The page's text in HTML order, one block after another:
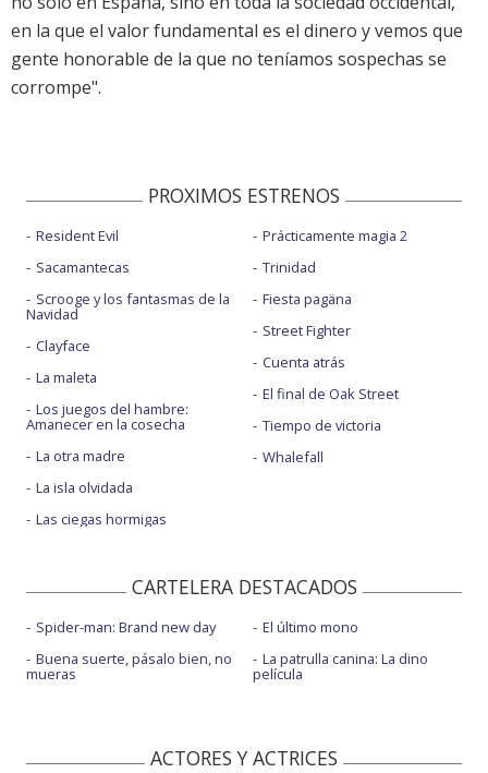
en la que el valor fundamental es el dinero y vemos que
gente honorable de la que no teníamos sospechas se
corrompe".
PROXIMOS ESTRENOS
Resident Evil
Sacamantecas
Scrooge y los fantasmas de la
Navidad
Clayface
La maleta
Los juegos del hambre:
Amanecer en la cosecha
La otra madre
La isla olvidada
Las ciegas hormigas
Prácticamente magia 2
Trinidad
Fiesta pagäna
Street Fighter
Cuenta atrás
El final de Oak Street
Tiempo de victoria
Whalefall
CARTELERA DESTACADOS
Spider-man: Brand new day
Buena suerte, pásalo bien, no
mueras
El último mono
La patrulla canina: La dino
película
ACTORES Y ACTRICES